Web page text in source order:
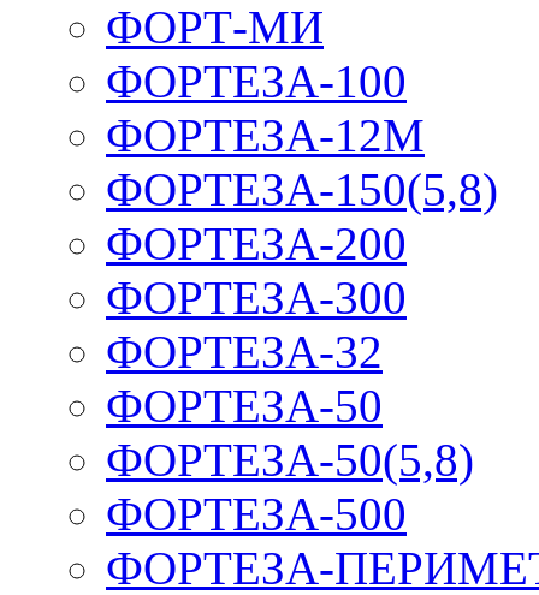
ФОРТ-МИ
ФОРТЕЗА-100
ФОРТЕЗА-12М
ФОРТЕЗА-150(5,8)
ФОРТЕЗА-200
ФОРТЕЗА-300
ФОРТЕЗА-32
ФОРТЕЗА-50
ФОРТЕЗА-50(5,8)
ФОРТЕЗА-500
ФОРТЕЗА-